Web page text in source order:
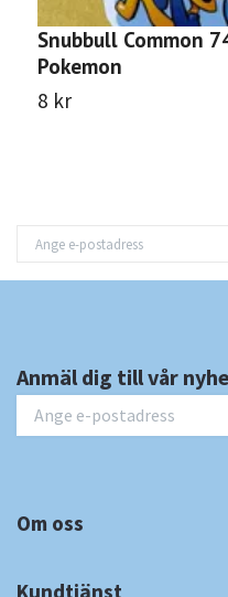
Snubbull Common
Pokemon
8 kr
Anmäl dig till vår
Om oss
Kundtjänst